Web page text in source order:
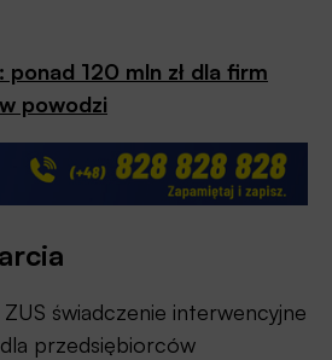
ponad 120 mln zł dla firm
powodzi
świadczenie interwencyjne
przedsiębiorców